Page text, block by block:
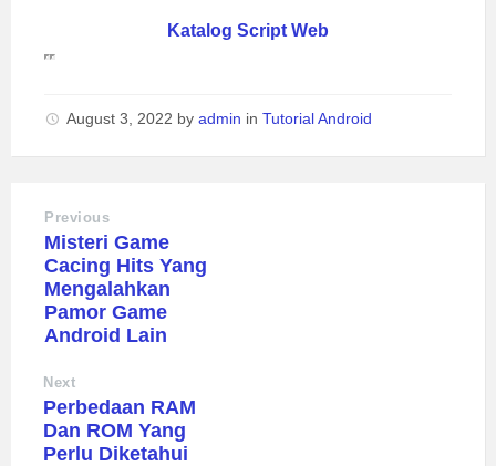
Katalog Script Web
August 3, 2022 by admin in Tutorial Android
Previous
Misteri Game
Cacing Hits Yang
Mengalahkan
Pamor Game
Android Lain
Next
Perbedaan RAM
Dan ROM Yang
Perlu Diketahui